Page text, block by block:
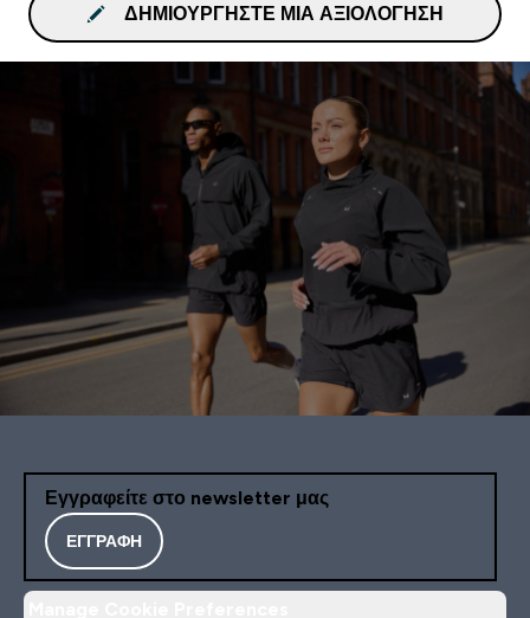
ΔΗΜΙΟΥΡΓΉΣΤΕ ΜΙΑ ΑΞΙΟΛΌΓΗΣΗ
Εγγραφείτε στο newsletter μας
ΕΓΓΡΑΦΉ